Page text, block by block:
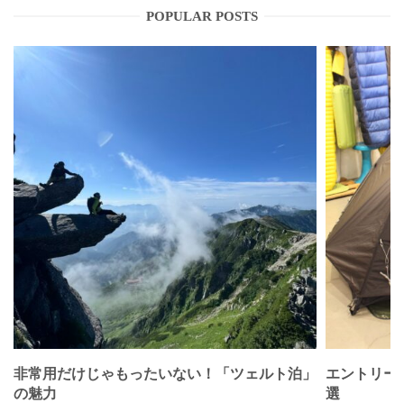
POPULAR POSTS
非常用だけじゃもったいない！「ツェルト泊」
の魅力
エントリー
選